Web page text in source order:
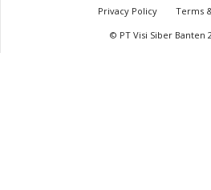
Privacy Policy
Terms
© PT Visi Siber Banten